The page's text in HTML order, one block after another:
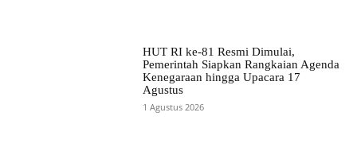
HUT RI ke-81 Resmi Dimulai,
Pemerintah Siapkan Rangkaian Agenda
Kenegaraan hingga Upacara 17
Agustus
1 Agustus 2026